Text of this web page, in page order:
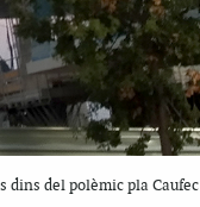
dins del polèmic pla Caufec